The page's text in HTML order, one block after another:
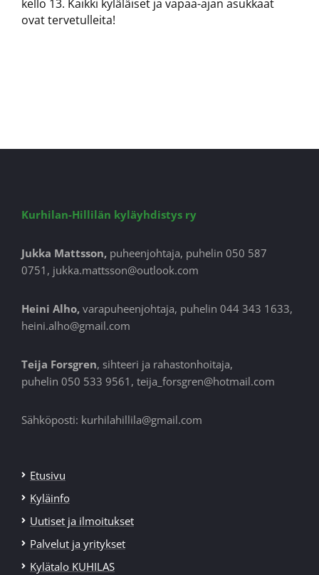
kello 13. Kaikki kyläläiset ja vapaa-ajan asukkaat
ovat tervetulleita!
Kurhilan-Hillilän kyläyhdistys ry
Jukka Mattsson, puheenjohtaja, puhelin 050 587
0751, jukka.mattsson@outlook.com
Heini Alho, varapuheenjohtaja, puhelin 044 343 1633,
heini.alho@gmail.com
Teija Forsgren, sihteeri ja rahastonhoitaja,
puhelin 050 533 9561, teija_forsgren@hotmail.com
Sähköposti: kurhilahillila@gmail.com
Etusivu
Kyläinfo
Uutiset ja ilmoitukset
Palvelut ja yritykset
Kylätalo KUHILAS